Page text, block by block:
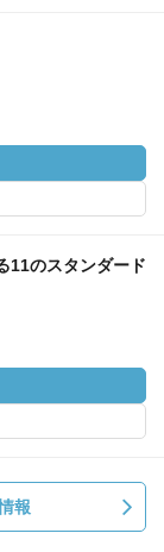
11のスタンダード
報